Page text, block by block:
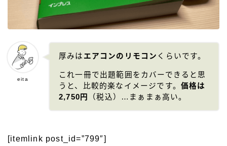
eita
厚みは エアコンのリモコン くらいです。
これ一冊で出題範囲をカバーできると思
うと、比較的楽なイメージです。 価格は
2,750円
（税込）…まぁまぁ高い。
[itemlink post_id=”799″]